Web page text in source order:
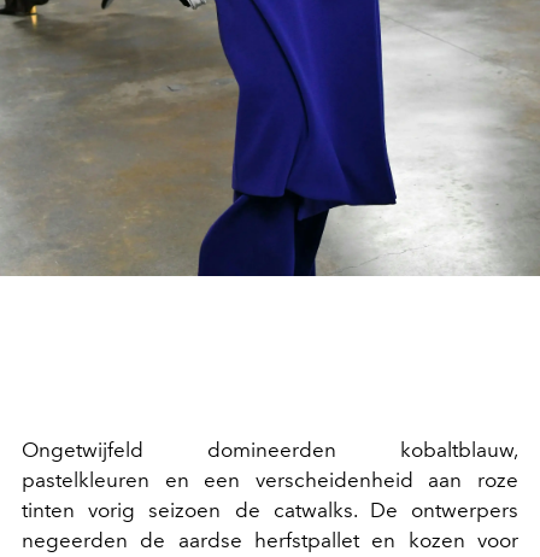
Ongetwijfeld domineerden kobaltblauw,
pastelkleuren en een verscheidenheid aan roze
tinten vorig seizoen de catwalks. De ontwerpers
negeerden de aardse herfstpallet en kozen voor